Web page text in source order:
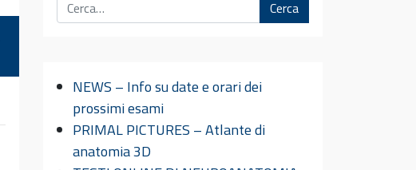
NEWS – Info su date e orari dei
prossimi esami
PRIMAL PICTURES – Atlante di
anatomia 3D